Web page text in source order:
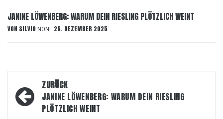
JANINE LÖWENBERG: WARUM DEIN RIESLING PLÖTZLICH WEINT
VON SILVIO NONE 25. DEZEMBER 2025
Beitragsnavigation
ZURÜCK
JANINE LÖWENBERG: WARUM DEIN RIESLING
PLÖTZLICH WEINT